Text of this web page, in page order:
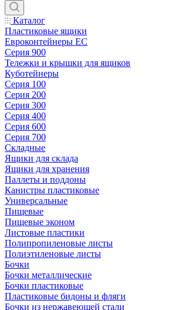
Каталог
Пластиковые ящики
Евроконтейнеры ЕС
Серия 900
Тележки и крышки для ящиков
Куботейнеры
Серия 100
Серия 200
Серия 300
Серия 400
Серия 600
Серия 700
Складные
Ящики для склада
Ящики для хранения
Паллеты и поддоны
Канистры пластиковые
Универсальные
Пищевые
Пищевые эконом
Листовые пластики
Полипропиленовые листы
Полиэтиленовые листы
Бочки
Бочки металлические
Бочки пластиковые
Пластиковые бидоны и фляги
Бочки из нержавеющей стали